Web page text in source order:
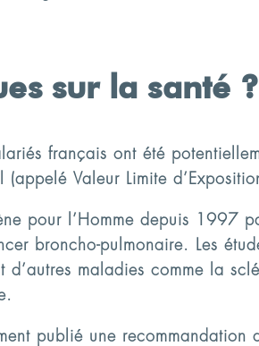
sur la santé ?
français ont été
Valeur Limite
pour l’Homme depuis 1997
broncho-pulmonaire. Les
maladies comme la
publié une